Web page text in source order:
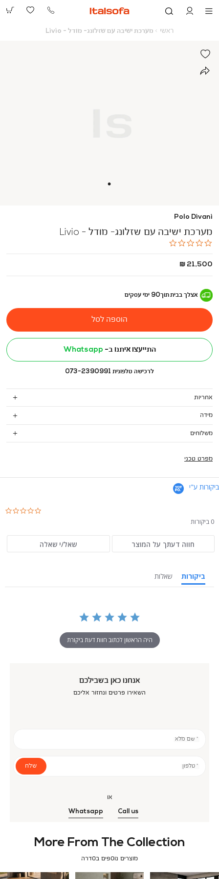
073-
ראשי ראשי
מערכת ישיבה עם שזלונג- מודל - Livio
Polo Divani
מערכת ישיבה עם שזלונג- מודל - Livio
החל
21,500 ₪
אצלך בביתתוך90 ימי עסקים
הוספה לסל
התייעצו איתנו ב- Whatsapp
לרכישה טלפונית 073-2390991
אחריות
מידה
משלוחים
מפרט טכני
ביקורות ע"י
0 ביקורות
חווה דעתך על המוצר שאל/י שאלה
ביקורות שאלות
היה הראשון לכתוב חוות דעת ביקורת
אנחנו כאן בשבילכם
השאירו פרטים ונחזור אליכם
* שם מלא
* טלפון שלח
או
Call us
Whatsapp
More From The Collection
מוצרים נוספים בסדרה